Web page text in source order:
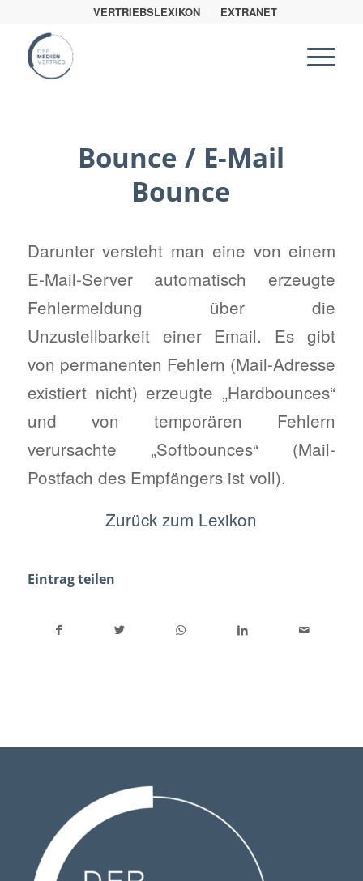
VERTRIEBSLEXIKON EXTRANET
Bounce / E-Mail
Bounce
Darunter versteht man eine von einem
E-Mail-Server automatisch erzeugte
Fehlermeldung über die
Unzustellbarkeit einer Email. Es gibt
von permanenten Fehlern (Mail-Adresse
existiert nicht) erzeugte „Hardbounces“
und von temporären Fehlern
verursachte „Softbounces“ (Mail-
Postfach des Empfängers ist voll).
Zurück zum Lexikon
Eintrag teilen